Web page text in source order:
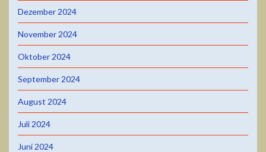
Dezember 2024
November 2024
Oktober 2024
September 2024
August 2024
Juli 2024
Juni 2024